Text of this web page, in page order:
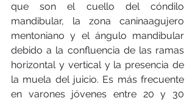
que son el cuello del cóndilo
mandibular, la zona caninaagujero
mentoniano y el ángulo mandibular
debido a la confluencia de las ramas
horizontal y vertical y la presencia de
la muela del juicio. Es más frecuente
en varones jóvenes entre 20 y 30